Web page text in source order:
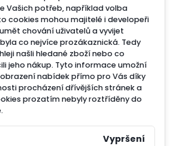
Vašich potřeb, například volba
cookies mohou majitelé i developeři
chování uživatelů a vyvijet
co nejvíce prozákaznická. Tedy
našli hledané zboží nebo co
jeho nákup. Tyto informace umožní
nabídek přímo pro Vás díky
procházení dřívějších stránek a
prozatím nebyly roztříděny do
Vypršení